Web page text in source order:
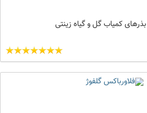
کمیاب گل و گیاه زینتی